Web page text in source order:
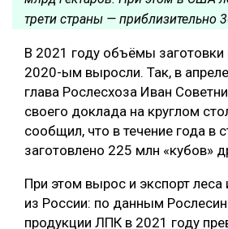
трети страны — приблизительно
В 2021 году объёмы заготовки
2020-ым выросли. Так, в
глава Рослесхоза Иван
своего доклада на круглом
сообщил, что в течение года в
заготовлено 225 млн «кубов»
При этом вырос и экспорт леса
из России: по данным
продукции ЛПК в 2021 году